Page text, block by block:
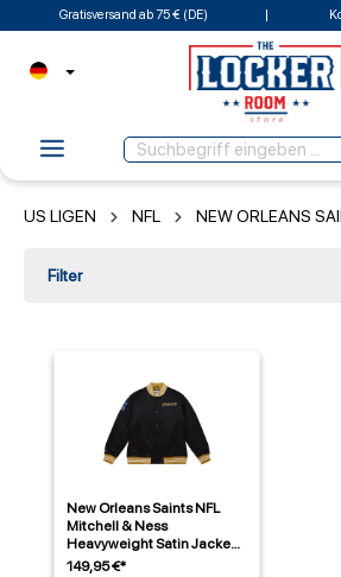
Gratisversand ab 75 € (DE)
US LIGEN NFL NEW ORLEANS
Filter
New Orleans Saints NFL
Mitchell & Ness
Heavyweight Satin Jacke
Schwarz
149,95 €*